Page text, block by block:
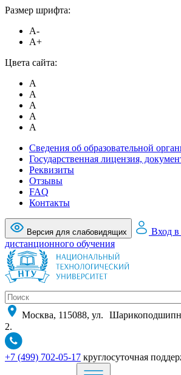
Размер шрифта:
A-
A+
Цвета сайта:
A
A
A
A
A
Сведения об образовательной
Государственная лицензия,
Реквизиты
Отзывы
FAQ
Контакты
Версия для слабовидящих
Вход в
дистанционного обучения
Москва, 115088, ул.
2.
+7 (499) 702-05-17 круглосуточная